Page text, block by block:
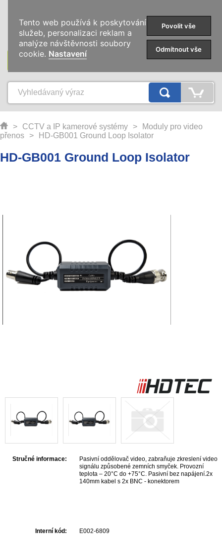
KATEGORIE
> CCTV a IP kamerové systémy >
Moduly pro video
přenos
> HD-GB001 Ground Loop Isolator
HD-GB001 Ground Loop Isolator
Stručné informace:
Pasivní oddělovač video, zabraňuje zkreslení video
signálu způsobené zemních smyček. Provozní
teplota – 20°C do +75°C. Pasivní bez napájení.2x
140mm kabel s 2x BNC - konektorem
Interní kód: E002-6809
Tento web používá k poskytování
služeb, personalizaci reklam a
analýze návštěvnosti soubory
cookie. Nastavení
Povolit vše
Odmítnout vše